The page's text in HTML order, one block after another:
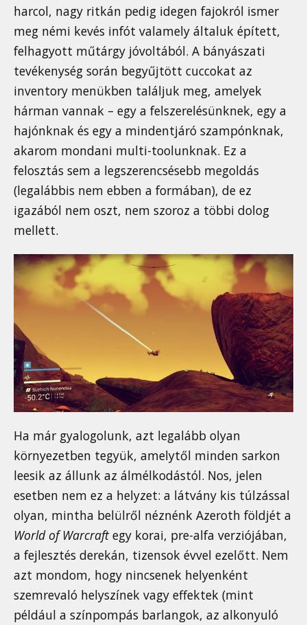
harcol, nagy ritkán pedig idegen fajokról ismer
meg némi kevés infót valamely általuk épített,
felhagyott műtárgy jóvoltából. A bányászati
tevékenység során begyűjtött cuccokat az
inventory menükben találjuk meg, amelyek
hárman vannak – egy a felszerelésünknek, egy a
hajónknak és egy a mindentjáró szampónknak,
akarom mondani multi-toolunknak. Ez a
felosztás sem a legszerencsésebb megoldás
(legalábbis nem ebben a formában), de ez
igazából nem oszt, nem szoroz a többi dolog
mellett.
Ha már gyalogolunk, azt legalább olyan
környezetben tegyük, amelytől minden sarkon
leesik az állunk az álmélkodástól. Nos, jelen
esetben nem ez a helyzet: a látvány kis túlzással
olyan, mintha belülről néznénk Azeroth földjét a
World of Warcraftegy korai, pre-alfa verziójában,
a fejlesztés derekán, tizensok évvel ezelőtt. Nem
azt mondom, hogy nincsenek helyenként
szemrevaló helyszínek vagy effektek (mint
például a színpompás barlangok, az alkonyuló